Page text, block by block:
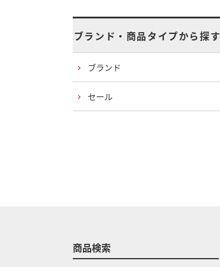
ブランド・商品タイプから探す
ブランド
セール
商品検索